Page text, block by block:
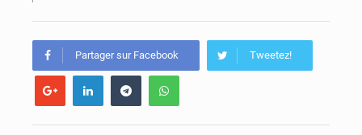
Partager sur Facebook Tweetez!